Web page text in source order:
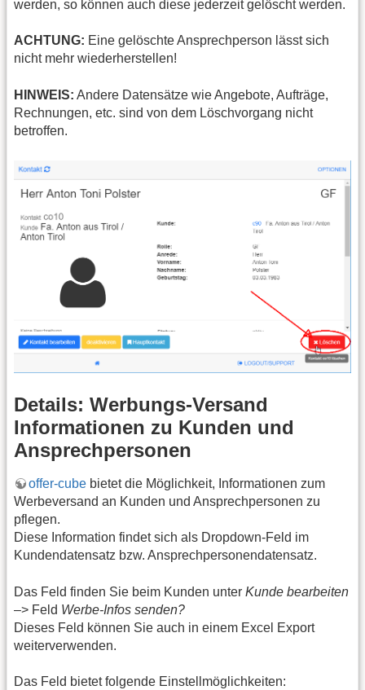
werden, so können auch diese jederzeit gelöscht werden.
ACHTUNG: Eine gelöschte Ansprechperson lässt sich
nicht mehr wiederherstellen!
HINWEIS: Andere Datensätze wie Angebote, Aufträge,
Rechnungen, etc. sind von dem Löschvorgang nicht
betroffen.
Details: Werbungs-Versand
Informationen zu Kunden und
Ansprechpersonen
offer-cube bietet die Möglichkeit, Informationen zum
Werbeversand an Kunden und Ansprechpersonen zu
pflegen.
Diese Information findet sich als Dropdown-Feld im
Kundendatensatz bzw. Ansprechpersonendatensatz.
Das Feld finden Sie beim Kunden unter Kunde bearbeiten
–> Feld Werbe-Infos senden?
Dieses Feld können Sie auch in einem Excel Export
weiterverwenden.
Das Feld bietet folgende Einstellmöglichkeiten: